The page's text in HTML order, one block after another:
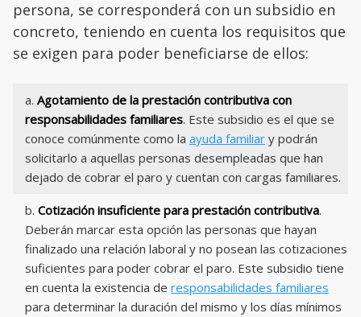
persona, se corresponderá con un subsidio en
concreto, teniendo en cuenta los requisitos que
se exigen para poder beneficiarse de ellos:
a. Agotamiento de la prestación contributiva con
responsabilidades familiares. Este subsidio es el que se
conoce comúnmente como la ayuda familiar y podrán
solicitarlo a aquellas personas desempleadas que han
dejado de cobrar el paro y cuentan con cargas familiares.
b. Cotización insuficiente para prestación contributiva.
Deberán marcar esta opción las personas que hayan
finalizado una relación laboral y no posean las cotizaciones
suficientes para poder cobrar el paro. Este subsidio tiene
en cuenta la existencia de responsabilidades familiares
para determinar la duración del mismo y los días mínimos